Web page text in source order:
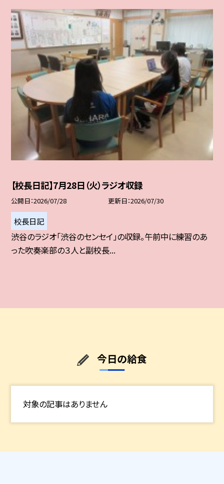
【校長日記】7月28日（火）ラジオ収録
公開日 2026/07/28 更新日 2026/07/30
校長日記
渋谷のラジオ「渋谷のセンセイ」の収録。午前中に練習のあ
った吹奏楽部の３人と副校長...
今日の給食
対象の記事はありません